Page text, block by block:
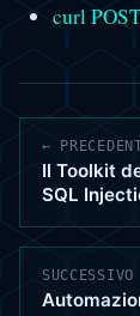
curl
←
Il Toolkit
SQL